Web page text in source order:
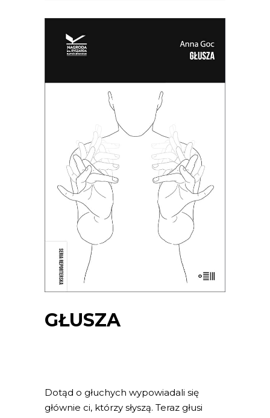
GŁUSZA
Dotąd o głuchych wypowiadali się
głównie ci, którzy słyszą. Teraz głusi